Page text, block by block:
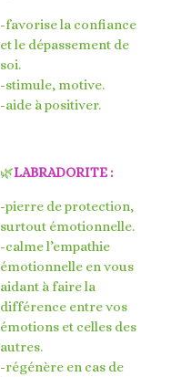
-favorise la confiance
et le dépassement de
soi.
-stimule, motive.
-aide à positiver.
🌿LABRADORITE :
-pierre de protection,
surtout émotionnelle.
-calme l’empathie
émotionnelle en vous
aidant à faire la
différence entre vos
émotions et celles des
autres.
-régénère en cas de